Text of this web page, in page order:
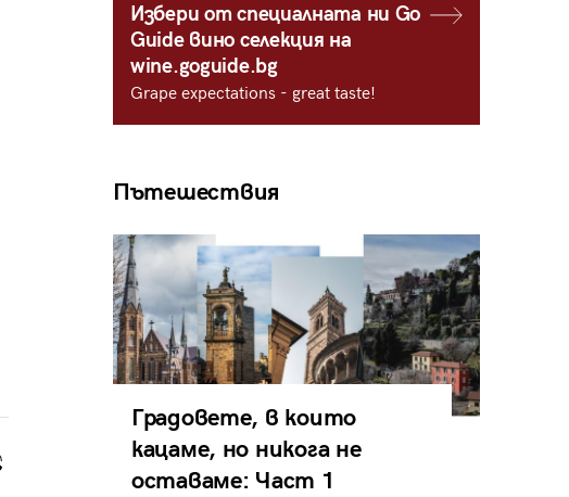
Избери от специалната ни Go
Guide вино селекция на
wine.goguide.bg
Grape expectations - great taste!
Пътешествия
Градовете, в които
кацаме, но никога не
оставаме: Част 1